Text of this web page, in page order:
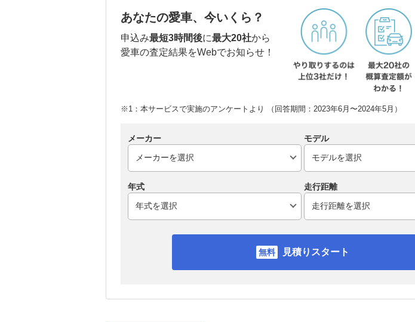
あなたの愛車、今いくら？
申込み最短3時間後に最大20社から
愛車の査定結果をWebでお知らせ！
※1：本サービスで実施のアンケートより （回答期間：2023年6月〜2024年5月）
メーカー モデル
年式 走行距離
見積りスタート